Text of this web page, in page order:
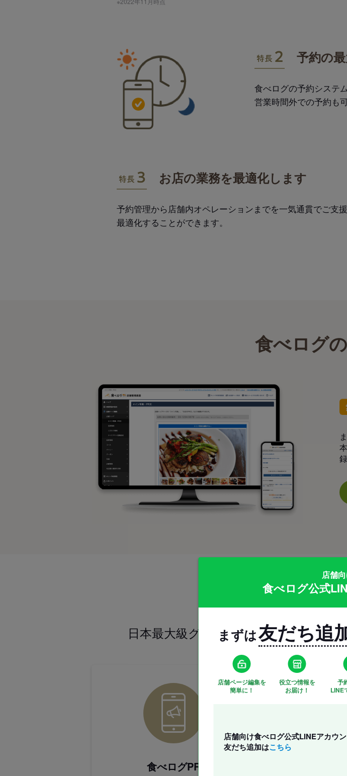
店舗
食べログ公式
まずは友だち追
店舗ページ編集を
簡単に！
役立つ情報を
お届け！
予
LINE
店舗向け食べログ公式LINEアカウ
友だち追加はこちら
特長2
予約の
食べログの予約システ
営業時間外での予約も
特長3
お店の業務を最適化します
予約管理から店舗内オペレーションまでを一気通貫でご支援
最適化することができます。
食べログ
集客サ
日本最大級グルメサイト「食べログ」
食べログPR